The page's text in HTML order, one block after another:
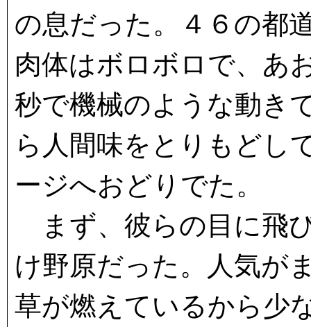
の息だった。４６の都
肉体はボロボロで、あ
秒で機械のような動き
ら人間味をとりもどし
ージへおどりでた。
まず、彼らの目に飛
け野原だった。人気が
草が燃えているから少